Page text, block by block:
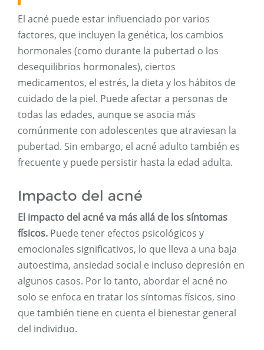
El acné puede estar influenciado por varios
factores, que incluyen la genética, los cambios
hormonales (como durante la pubertad o los
desequilibrios hormonales), ciertos
medicamentos, el estrés, la dieta y los hábitos de
cuidado de la piel. Puede afectar a personas de
todas las edades, aunque se asocia más
comúnmente con adolescentes que atraviesan la
pubertad. Sin embargo, el acné adulto también es
frecuente y puede persistir hasta la edad adulta.
Impacto del acné
El impacto del acné va más allá de los síntomas
físicos. Puede tener efectos psicológicos y
emocionales significativos, lo que lleva a una baja
autoestima, ansiedad social e incluso depresión en
algunos casos. Por lo tanto, abordar el acné no
solo se enfoca en tratar los síntomas físicos, sino
que también tiene en cuenta el bienestar general
del individuo.